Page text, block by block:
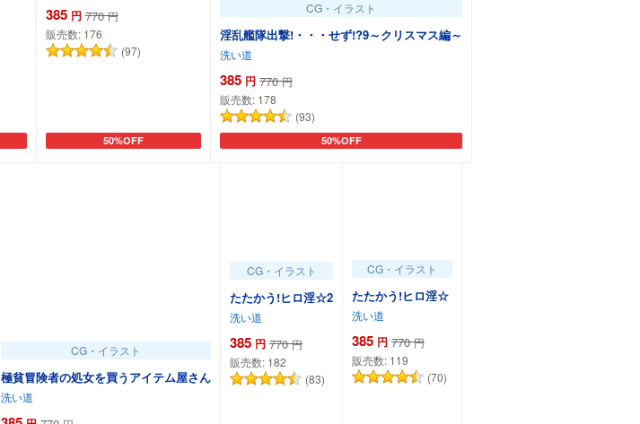
385 円 770 円
販売数: 176
(97)
50%OFF
カートに追加
CG・イラスト
淫乱艦隊出撃!・・・せず!?9～クリスマス編～
洗い道
385 円 770 円
販売数: 178
(93)
50%OFF
カートに追加
CG・イラスト
極貧冒険者の処女を買うアイテム屋さん
洗い道
CG・イラスト
たたかう!ヒロ淫☆2
洗い道
385 円 770 円
販売数: 182
(83)
CG・イラスト
たたかう!ヒロ淫☆
洗い道
385 円 770 円
販売数: 119
(70)